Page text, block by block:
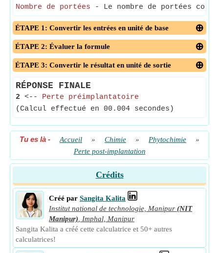
Nombre de portées - Le nombre de portées
ÉTAPE 1: Convertir les entrées en unité de base
ÉTAPE 2: Évaluer la formule
ÉTAPE 3: Convertir le résultat en unité de sortie
RÉPONSE FINALE
2 <-- Perte préimplantatoire
(Calcul effectué en 00.004 secondes)
Tu es là - Accueil » Chimie » Phytochimie
»
Perte post-implantation
Crédits
Créé par Sangita Kalita
Institut national de technologie, Manipur (NIT
Manipur)
Imphal, Manipur
Sangita Kalita a créé cette calculatrice et 50+ autres
calculatrices!